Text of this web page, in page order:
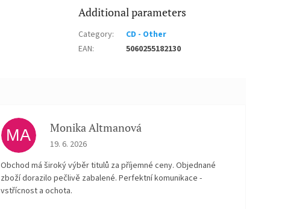
Additional parameters
Category:
CD - Other
EAN: 5060255182130
MA Monika Altmanová
The store rating is 5 out of 5 stars.
19. 6. 2026
Obchod má široký výběr titulů za příjemné ceny. Objednané
zboží dorazilo pečlivě zabalené. Perfektní komunikace -
vstřícnost a ochota.